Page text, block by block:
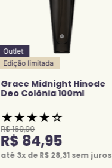
Outlet
Edição limitada
Grace Midnight Hinode
Deo Colônia 100ml
★★★★☆
R$169,90
R$ 84,95
até 3x de R$ 28,31 sem juros